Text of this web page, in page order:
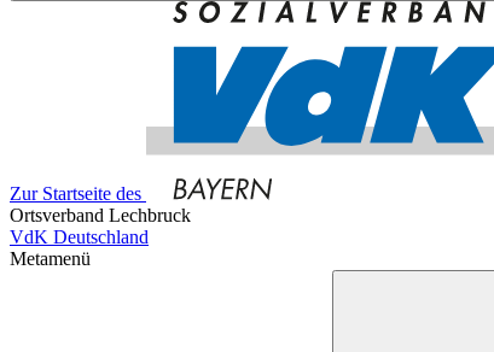
Zur Startseite des
Ortsverband Lechbruck
VdK Deutschland
Metamenü